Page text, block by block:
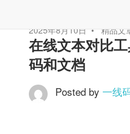
2025年8月10日 精品文
在线文本对比
码和文档
Posted by 一线